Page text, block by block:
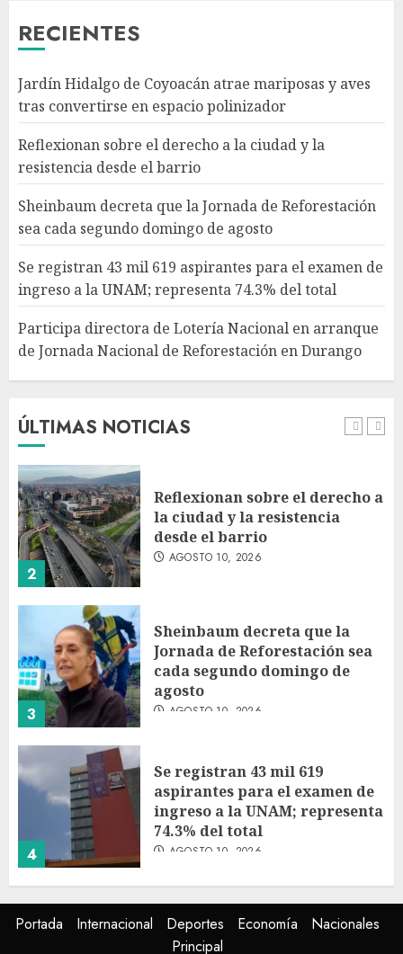
RECIENTES
Jardín Hidalgo de Coyoacán atrae mariposas y aves
tras convertirse en espacio polinizador
Reflexionan sobre el derecho a la ciudad y la
resistencia desde el barrio
Sheinbaum decreta que la Jornada de Reforestación
sea cada segundo domingo de agosto
Se registran 43 mil 619 aspirantes para el examen de
ingreso a la UNAM; representa 74.3% del total
Participa directora de Lotería Nacional en arranque
de Jornada Nacional de Reforestación en Durango
ÚLTIMAS NOTICIAS
4
aspirantes para el examen de
ingreso a la UNAM; representa
74.3% del total
AGOSTO 10, 2026
5
Participa directora de Lotería
Nacional en arranque de
Jornada Nacional de
Reforestación en Durango
AGOSTO 10, 2026
1
Jardín Hidalgo de Coyoacán
AGOSTO 10, 2026
2
Reflexionan sobre el derecho a
la ciudad y la resistencia
desde el barrio
AGOSTO 10, 2026
3
Sheinbaum decreta que la
Jornada de Reforestación sea
cada segundo domingo de
agosto
AGOSTO 10, 2026
4
Se registran 43 mil 619
aspirantes para el examen de
ingreso a la UNAM; representa
74.3% del total
AGOSTO 10, 2026
Nacional en arranque de
Portada Internacional Deportes Economía
Nacionales
Principal